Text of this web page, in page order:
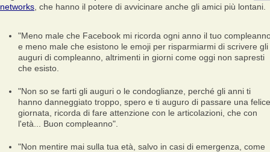
networks , che hanno il potere di avvicinare anche gli amici più lontani.
"Meno male che Facebook mi ricorda ogni anno il tuo
e meno male che esistono le emoji per risparmiarmi di scrivere gli
auguri di compleanno, altrimenti in giorni come oggi non sapresti
che esisto.
"Non so se farti gli auguri o le condoglianze, perché gli anni ti
hanno danneggiato troppo, spero e ti auguro di passare una felice
giornata, ricorda di fare attenzione con le articolazioni, che con
l'età... Buon compleanno".
"Non mentire mai sulla tua età, salvo in casi di emergenza, come